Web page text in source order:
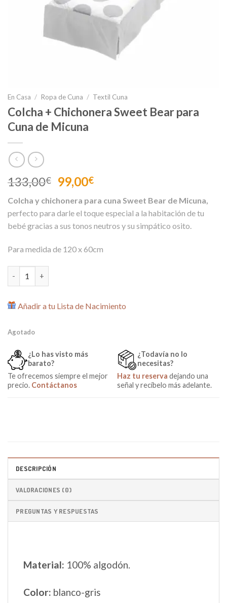
En Casa / Ropa de Cuna / Textil Cuna
Colcha + Chichonera Sweet Bear para
Cuna de Micuna
133,00€
El
precio
original
era:
133,00€.
99,00€El
actual
es:
99,00€.
Colcha y chichonera para cuna Sweet Bear de Micuna,
perfecto para darle el toque especial a la habitación de tu
bebé gracias a sus tonos neutros y su simpático osito.
Para medida de 120 x 60cm
Añadir a tu Lista de Nacimiento
Agotado
¿Lo has visto más
barato?
Te ofrecemos siempre el mejor
precio. Contáctanos
¿Todavía no lo
necesitas?
Haz tu reserva dejando una
señal y recíbelo más adelante.
DESCRIPCIÓN
VALORACIONES (0)
PREGUNTAS Y RESPUESTAS
Material: 100% algodón.
Color: blanco-gris